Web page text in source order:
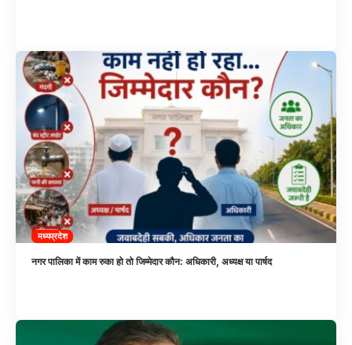
मध्यप्रदेश
नगर पालिका में काम रुका हो तो जिम्मेदार कौन: अधिकारी, अध्यक्ष या पार्षद